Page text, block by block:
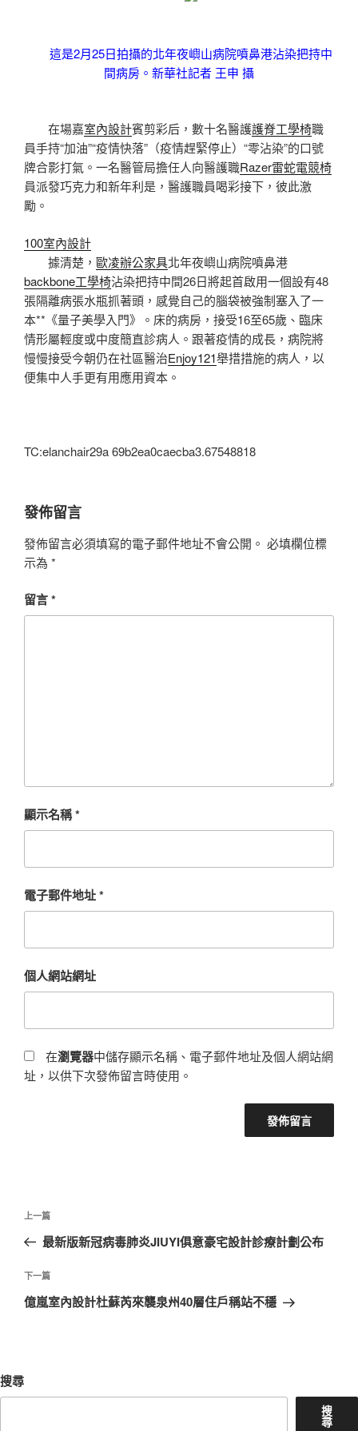
這是2月25日拍攝的北年夜嶼山病院噴鼻港沾染把持中
間病房。新華社記者 王申 攝
在場嘉室內設計賓剪彩后，數十名醫護護脊工學椅職
員手持“加油”“疫情快落”（疫情趕緊停止）“零沾染”的口號
牌合影打氣。一名醫管局擔任人向醫護職Razer雷蛇電競椅
員派發巧克力和新年利是，醫護職員喝彩接下，彼此激
勵。
100室內設計
據清楚， 歐凌辦公家具北年夜嶼山病院噴鼻港
backbone工學椅沾染把持中間26日將起首啟用一個設有48
張隔離病張水瓶抓著頭，感覺自己的腦袋被強制塞入了一
本**《量子美學入門》。床的病房，接受16至65歲、臨床
情形屬輕度或中度簡直診病人。跟著疫情的成長，病院將
慢慢接受今朝仍在社區醫治Enjoy121舉措措施的病人，以
便集中人手更有用應用資本。
TC:elanchair29a 69b2ea0caecba3.67548818
發佈留言
發佈留言必須填寫的電子郵件地址不會公開。 必填欄位標
示為 *
留言*
顯示名稱*
電子郵件地址*
個人網站網址
在瀏覽器中儲存顯示名稱、電子郵件地址及個人網站網
址，以供下次發佈留言時使用。
文
導
覽
上
一
文
章
上一篇
最新版新冠病毒肺炎JIUYI俱意豪宅設計診療計劃公布
下
一
下一篇
億嵐室內設計杜蘇芮來襲泉州40層住戶稱站不穩
搜尋
搜
尋